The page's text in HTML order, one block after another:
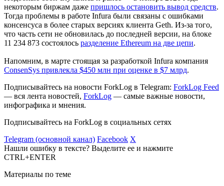
некоторым биржам даже пришлось остановить вывод средств.
Тогда проблемы в работе Infura были связаны с ошибками
консенсуса в более старых версиях клиента Geth. Из-за того,
что часть сети не обновилась до последней версии, на блоке
11 234 873 состоялось разделение Ethereum на две цепи.
Напомним, в марте стоящая за разработкой Infura компания
ConsenSys привлекла $450 млн при оценке в $7 млрд.
Подписывайтесь на новости ForkLog в Telegram: ForkLog Feed
— вся лента новостей, ForkLog — самые важные новости,
инфографика и мнения.
Подписывайтесь на ForkLog в социальных сетях
Telegram (основной канал) Facebook X
Нашли ошибку в тексте? Выделите ее и нажмите
CTRL+ENTER
Материалы по теме